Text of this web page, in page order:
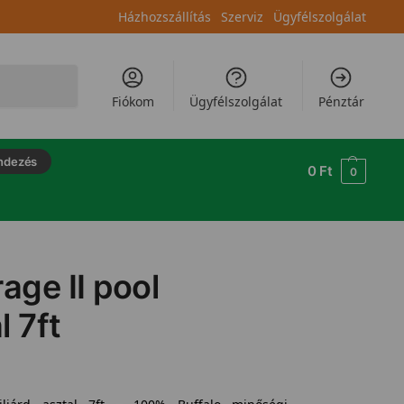
Házhozszállítás Szerviz Ügyfélszolgálat
Fiókom Ügyfélszolgálat Pénztár
0 Ft 0
II pool
7ft